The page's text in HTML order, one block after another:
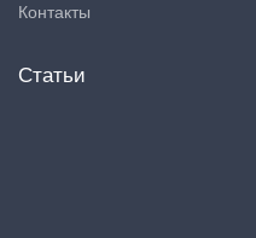
Контакты
Статьи